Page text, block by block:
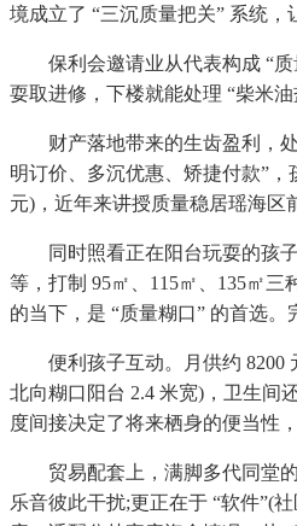
境成立了 “三沉质量把关” 系统，
保利会邀请业从代表构成 “质
耍取进修，下楼就能处理 “柴米
财产落地带来的生齿盈利，处
明订价、多沉优惠、矫捷付款”
元)，近年来讲授质量稳居瑶海区
同时照看正在阳台玩耍的孩子
等，打制 95㎡、115㎡、135㎡
的当下，是 “质量糊口” 的首选
便利孩子互动。月供约 8200
北向糊口阳台 2.4 米宽)，卫生间
度间接决定了将来栖身的便当性
贸易配套上，满脚多代同堂的
乐音彼此干扰;更正在于 “软件”(